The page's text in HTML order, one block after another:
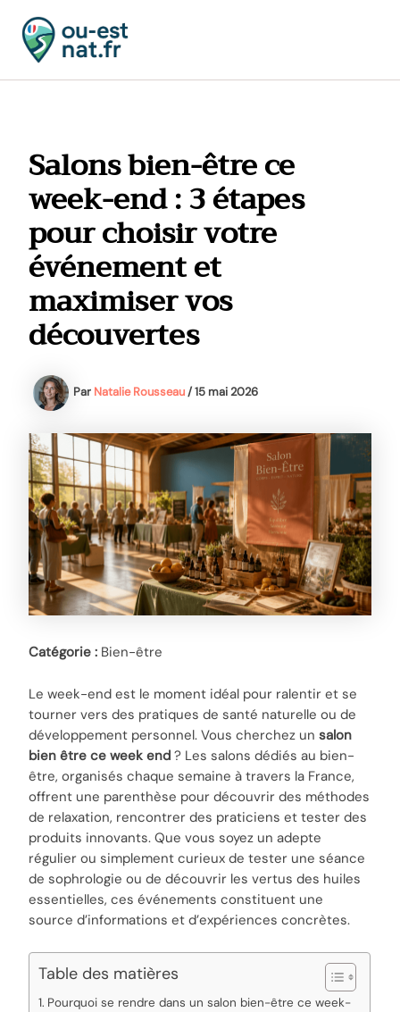
contenu
Salons bien-être ce
week-end : 3 étapes
pour choisir votre
événement et
maximiser vos
découvertes
Par Natalie Rousseau/15 mai 2026
Catégorie : Bien-être
Le week-end est le moment idéal pour ralentir et se
tourner vers des pratiques de santé naturelle ou de
développement personnel. Vous cherchez unsalon
bien être ce week end ? Les salons dédiés au bien-
être, organisés chaque semaine à travers la France,
offrent une parenthèse pour découvrir des méthodes
de relaxation, rencontrer des praticiens et tester des
produits innovants. Que vous soyez un adepte
régulier ou simplement curieux de tester une séance
de sophrologie ou de découvrir les vertus des huiles
essentielles, ces événements constituent une
source d’informations et d’expériences concrètes.
Table des matières
Pourquoi se rendre dans un salon bien-être ce week-